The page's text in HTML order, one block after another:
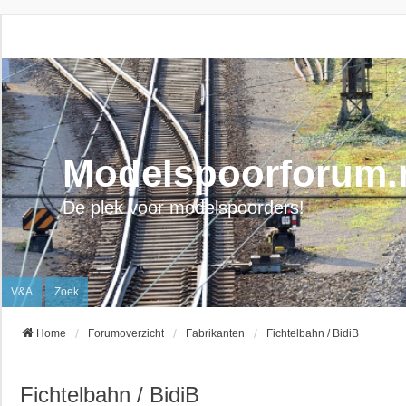
De plek voor modelspoorders!
V&A Zoek
Home Forumoverzicht Fabrikanten Fichtelbahn / BidiB
Fichtelbahn / BidiB